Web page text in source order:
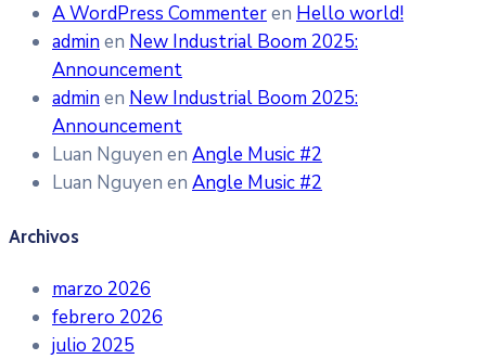
A WordPress Commenteren Hello world!
adminen New Industrial Boom 2025:
Announcement
adminen New Industrial Boom 2025:
Announcement
Luan Nguyen en Angle Music #2
Luan Nguyen en Angle Music #2
Archivos
marzo 2026
febrero 2026
julio 2025